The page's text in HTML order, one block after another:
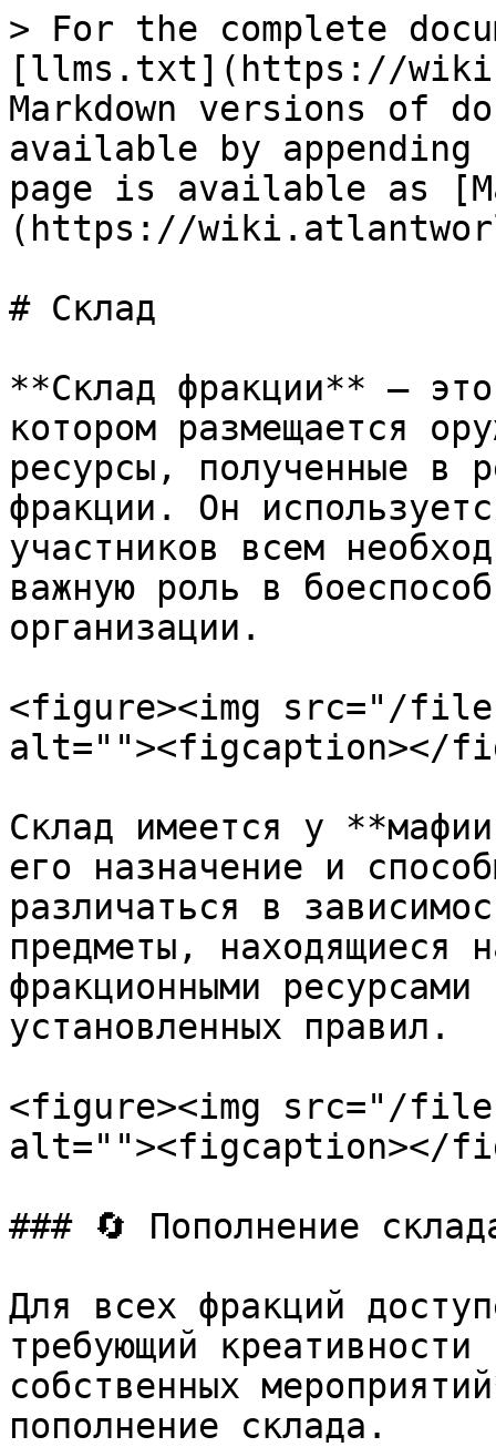
> For the complete
[llms.txt](https://
Markdown versions of
available by
page is available as
(https://
# Склад
**Склад фракции** —
котором размещается
ресурсы, полученные в
фракции. Он
участников всем
важную роль в
организации.
<figure><img src="/files/
alt=""><figcaption></
Склад имеется у
его назначение и
различаться в
предметы, находящиеся
фракционными
установленных правил.
<figure><img src="/files/
alt=""><figcaption></
### 🔄 Пополнение
Для всех фракций
требующий
собственных
пополнение склада.